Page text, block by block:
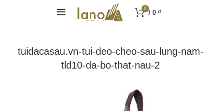
0
/ 0 ₫
tuidacasau.vn-tui-deo-cheo-sau-lung-nam-
tld10-da-bo-that-nau-2